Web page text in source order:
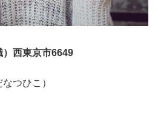
）西東京市6649
つひこ）